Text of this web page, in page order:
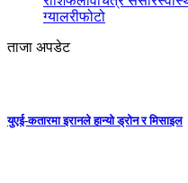
ग्यालरीफोटो
ताजा अपडेट
युएई-कतारमा इरानले हान्यो ड्रोन र मिसाइल